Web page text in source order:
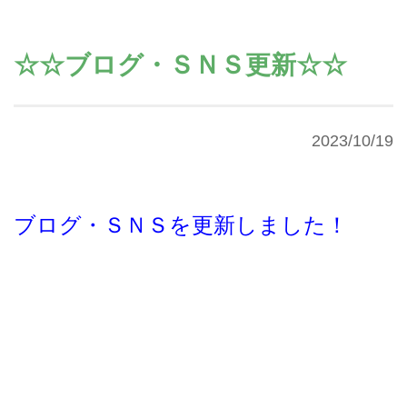
☆☆ブログ・ＳＮＳ更新☆☆
2023/10/19
ブログ・ＳＮＳを更新しました！